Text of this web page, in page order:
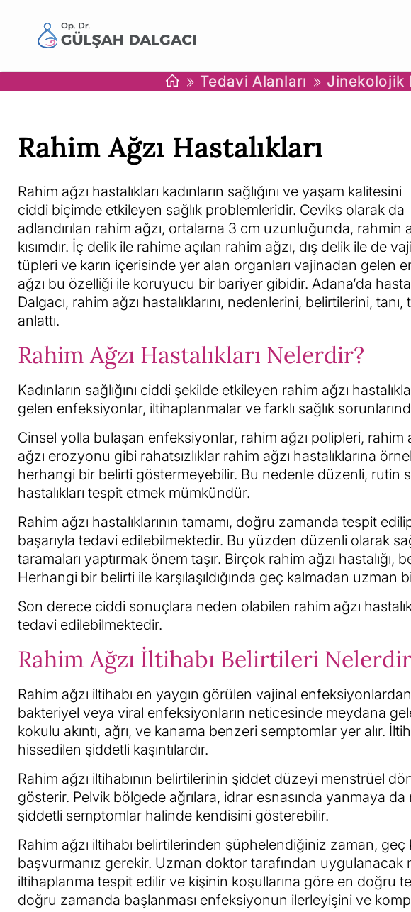
Tedavi Alanları Jinekolojik
Rahim Ağzı Hastalıkları
Rahim ağzı hastalıkları kadınların sağlığını ve yaşam kalitesini
ciddi biçimde etkileyen sağlık problemleridir. Ceviks olarak da
adlandırılan rahim ağzı, ortalama 3 cm uzunluğunda,
kısımdır. İç delik ile rahime açılan rahim ağzı, dış delik ile de
tüpleri ve karın içerisinde yer alan organları vajinadan gelen
ağzı bu özelliği ile koruyucu bir bariyer gibidir. Adana’da
Dalgacı, rahim ağzı hastalıklarını, nedenlerini, belirtilerini,
anlattı.
Rahim Ağzı Hastalıkları Nelerdir?
Kadınların sağlığını ciddi şekilde etkileyen rahim ağzı
gelen enfeksiyonlar, iltihaplanmalar ve farklı sağlık
Cinsel yolla bulaşan enfeksiyonlar, rahim ağzı polipleri, rahim
ağzı erozyonu gibi rahatsızlıklar rahim ağzı hastalıklarına
herhangi bir belirti göstermeyebilir. Bu nedenle düzenli, rutin
hastalıkları tespit etmek mümkündür.
Rahim ağzı hastalıklarının tamamı, doğru zamanda tespit
başarıyla tedavi edilebilmektedir. Bu yüzden düzenli olarak
taramaları yaptırmak önem taşır. Birçok rahim ağzı
Herhangi bir belirti ile karşılaşıldığında geç kalmadan
Son derece ciddi sonuçlara neden olabilen rahim ağzı
tedavi edilebilmektedir.
Rahim Ağzı İltihabı Belirtileri
Rahim ağzı iltihabı en yaygın görülen vajinal
bakteriyel veya viral enfeksiyonların neticesinde meydana
kokulu akıntı, ağrı, ve kanama benzeri semptomlar yer alır.
hissedilen şiddetli kaşıntılardır.
Rahim ağzı iltihabının belirtilerinin şiddet düzeyi menstrüel
gösterir. Pelvik bölgede ağrılara, idrar esnasında yanmaya
şiddetli semptomlar halinde kendisini gösterebilir.
Rahim ağzı iltihabı belirtilerinden şüphelendiğiniz zaman,
başvurmanız gerekir. Uzman doktor tarafından
iltihaplanma tespit edilir ve kişinin koşullarına göre en doğru
doğru zamanda başlanması enfeksiyonun ilerleyişini ve